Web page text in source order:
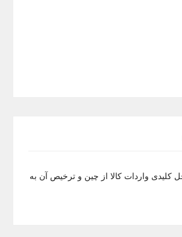
کلیدی واردات کالا از چین و ترخیص آن به